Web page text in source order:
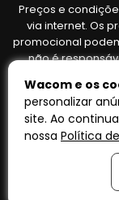
Preços e
via internet. Os
promocional
não é
variar de acordo
válidas até o
Wacom e os
personalizar
site. Ao
nossa Política